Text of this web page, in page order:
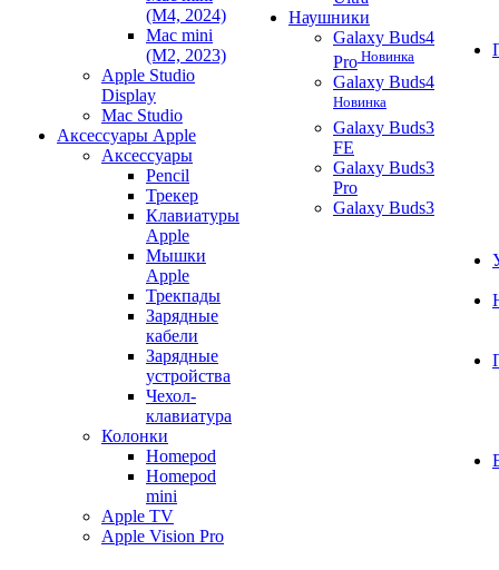
(M4, 2024)
Mac mini
(M2, 2023)
Apple Studio
Display
Mac Studio
Аксессуары Apple
Аксессуары
Pencil
Трекер
Клавиатуры
Apple
Мышки
Apple
Трекпады
Зарядные
кабели
Зарядные
устройства
Чехол-
клавиатура
Колонки
Homepod
Homepod
mini
Apple TV
Apple Vision Pro
Наушники
Galaxy Buds4
Pro Новинка
Galaxy Buds4
Новинка
Galaxy Buds3
FE
Galaxy Buds3
Pro
Galaxy Buds3